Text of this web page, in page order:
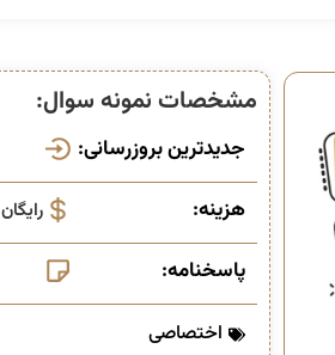
مشخصات نمونه سوال:
جدیدترین بروزرسانی:
هزینه: رایگان
پاسخنامه:
اختصاصی